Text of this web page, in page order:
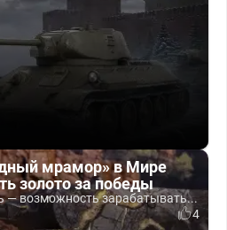
мрамор» в Мире
золото за победы
— возможность зарабатывать...
4